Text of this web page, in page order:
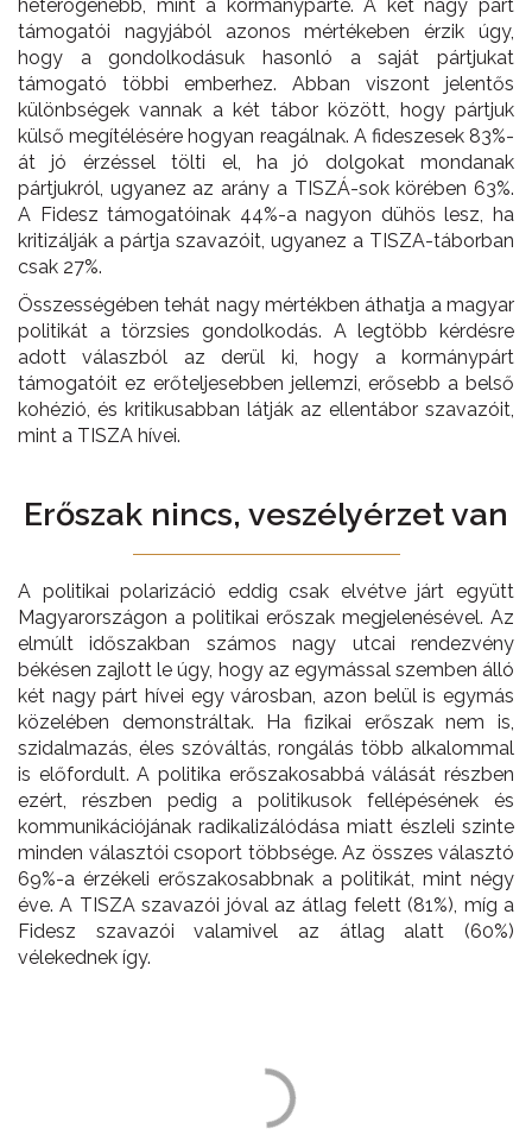
heterogénebb, mint a kormánypárté. A két nagy párt
támogatói nagyjából azonos mértékeben érzik úgy,
hogy a gondolkodásuk hasonló a saját pártjukat
támogató többi emberhez. Abban viszont jelentős
különbségek vannak a két tábor között, hogy pártjuk
külső megítélésére hogyan reagálnak. A fideszesek 83%-
át jó érzéssel tölti el, ha jó dolgokat mondanak
pártjukról, ugyanez az arány a TISZÁ-sok körében 63%.
A Fidesz támogatóinak 44%-a nagyon dühös lesz, ha
kritizálják a pártja szavazóit, ugyanez a TISZA-táborban
csak 27%.
Összességében tehát nagy mértékben áthatja a magyar
politikát a törzsies gondolkodás. A legtöbb kérdésre
adott válaszból az derül ki, hogy a kormánypárt
támogatóit ez erőteljesebben jellemzi, erősebb a belső
kohézió, és kritikusabban látják az ellentábor szavazóit,
mint a TISZA hívei.
Erőszak nincs, veszélyérzet van
A politikai polarizáció eddig csak elvétve járt együtt
Magyarországon a politikai erőszak megjelenésével. Az
elmúlt időszakban számos nagy utcai rendezvény
békésen zajlott le úgy, hogy az egymással szemben álló
két nagy párt hívei egy városban, azon belül is egymás
közelében demonstráltak. Ha fizikai erőszak nem is,
szidalmazás, éles szóváltás, rongálás több alkalommal
is előfordult. A politika erőszakosabbá válását részben
ezért, részben pedig a politikusok fellépésének és
kommunikációjának radikalizálódása miatt észleli szinte
minden választói csoport többsége. Az összes választó
69%-a érzékeli erőszakosabbnak a politikát, mint négy
éve. A TISZA szavazói jóval az átlag felett (81%), míg a
Fidesz szavazói valamivel az átlag alatt (60%)
vélekednek így.